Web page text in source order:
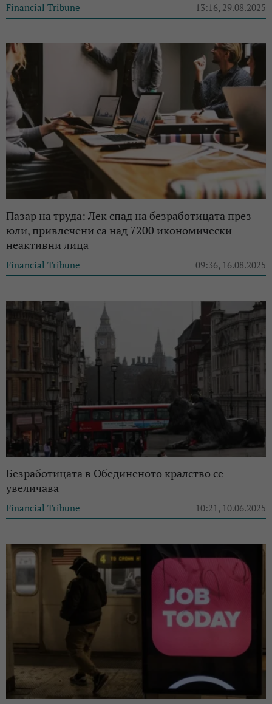
Financial Tribune 13:16, 29.08.2025
Пазар на труда: Лек спад на безработицата през
юли, привлечени са над 7200 икономически
неактивни лица
Financial Tribune 09:36, 16.08.2025
Безработицата в Обединеното кралство се
увеличава
Financial Tribune 10:21, 10.06.2025